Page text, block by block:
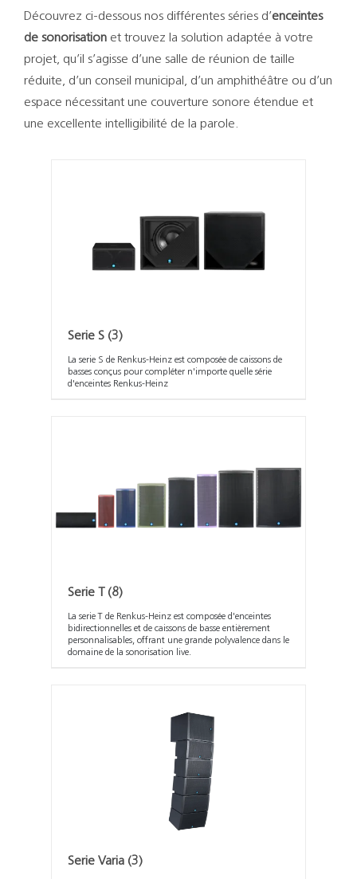
Découvrez ci-dessous nos différentes séries d’enceintes
de sonorisation et trouvez la solution adaptée à votre
projet, qu’il s’agisse d’une salle de réunion de taille
réduite, d’un conseil municipal, d’un amphithéâtre ou d’un
espace nécessitant une couverture sonore étendue et
une excellente intelligibilité de la parole.
Serie S (3)
La serie S de Renkus-Heinz est composée de caissons de
basses conçus pour compléter n'importe quelle série
d'enceintes Renkus-Heinz
Serie T (8)
La serie T de Renkus-Heinz est composée d'enceintes
bidirectionnelles et de caissons de basse entièrement
personnalisables, offrant une grande polyvalence dans le
domaine de la sonorisation live.
Serie Varia (3)